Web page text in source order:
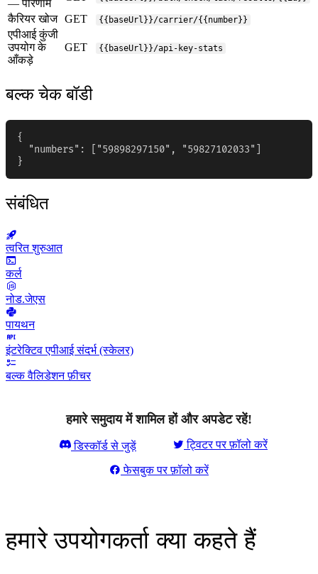
— परिणाम
कैरियर खोज GET {{baseUrl}}/carrier/{{number}}
एपीआई कुंजी
उपयोग के
आँकड़े
GET {{baseUrl}}/api-key-stats
बल्क चेक बॉडी
{
  "numbers": ["59898297150", "59827102033"]
}
संबंधित
त्वरित शुरुआत
कर्ल
नोड.जेएस
पायथन
इंटरेक्टिव एपीआई संदर्भ (स्केलर)
बल्क वैलिडेशन फ़ीचर
हमारे समुदाय में शामिल हों और अपडेट रहें!
डिस्कॉर्ड से जुड़ें ट्विटर पर फ़ॉलो करें
फेसबुक पर फ़ॉलो करें
हमारे उपयोगकर्ता क्या कहते हैं